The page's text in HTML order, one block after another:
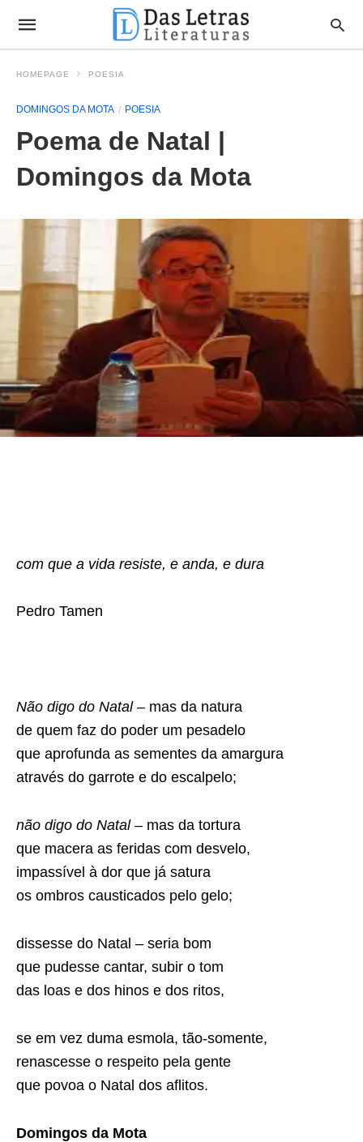
HOMEPAGE POESIA
DOMINGOS DA MOTA POESIA
Poema de Natal |
Domingos da Mota
com que a vida resiste, e anda, e dura
Pedro Tamen
Não digo do Natal– mas da natura
de quem faz do poder um pesadelo
que aprofunda as sementes da amargura
através do garrote e do escalpelo;
não digo do Natal– mas da tortura
que macera as feridas com desvelo,
impassível à dor que já satura
os ombros causticados pelo gelo;
dissesse do Natal – seria bom
que pudesse cantar, subir o tom
das loas e dos hinos e dos ritos,
se em vez duma esmola, tão-somente,
renascesse o respeito pela gente
que povoa o Natal dos aflitos.
Domingos da Mota